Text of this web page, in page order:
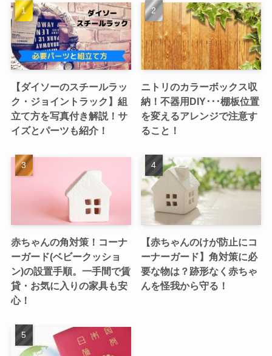
【ダイソーのスチールラッ
ク・ジョイントラック】組
立て方を写真付き解説！サ
イズとパーツも紹介！
ニトリのカラーボックス収
納！不器用DIY･･･棚板位置
を変えるアレンジで注意す
ること！
赤ちゃんの角対策！コーナ
ーガード(ベビークッショ
ン)の設置手順。一手間で賃
貸・お気に入りの家具も安
心！
【赤ちゃんのけが防止にコ
ーナーガード】角対策に必
要な物は？跡形なく赤ちゃ
んを怪我から守る！